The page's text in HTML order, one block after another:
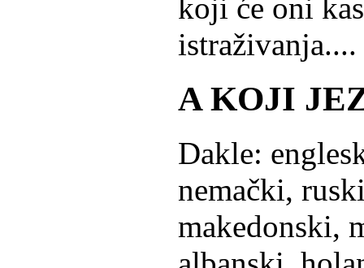
koji će oni
istraživanja....
A KOJI
Dakle:
nemački,
makedonski,